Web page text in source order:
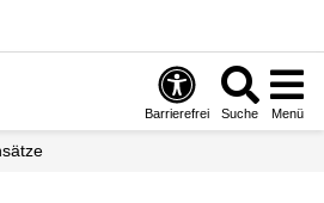
Barrierefrei Suche Menü